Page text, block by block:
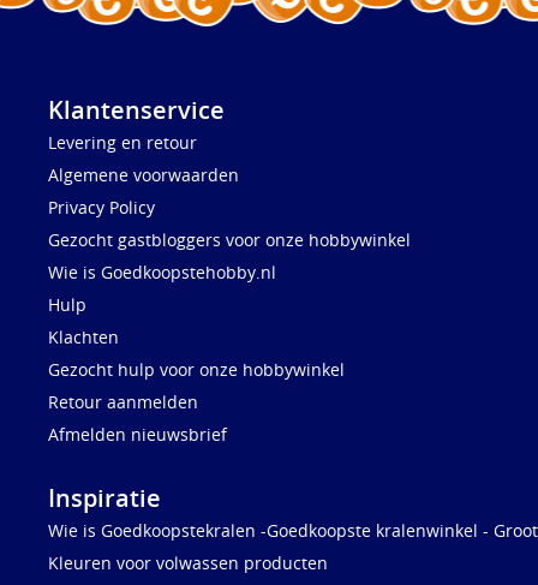
Klantenservice
Levering en retour
Algemene voorwaarden
Privacy Policy
Gezocht gastbloggers voor onze hobbywinkel
Wie is Goedkoopstehobby.nl
Hulp
Klachten
Gezocht hulp voor onze hobbywinkel
Retour aanmelden
Afmelden nieuwsbrief
Inspiratie
Wie is Goedkoopstekralen -Goedkoopste kralenwinkel -
Kleuren voor volwassen producten